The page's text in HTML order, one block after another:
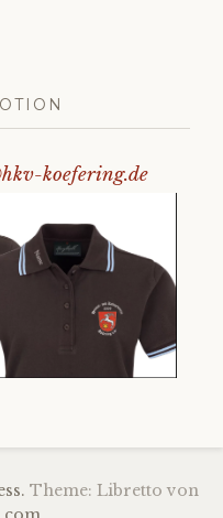
koefering.de
Theme: Libretto von